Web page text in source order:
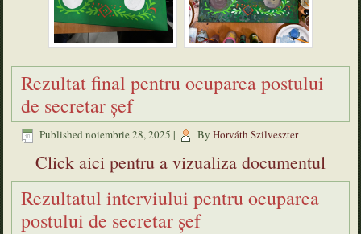
Rezultat final pentru ocuparea postului
de secretar șef
Published noiembrie 28, 2025 | By Horváth Szilveszter
Click aici pentru a vizualiza documentul
Rezultatul interviului pentru ocuparea
postului de secretar șef